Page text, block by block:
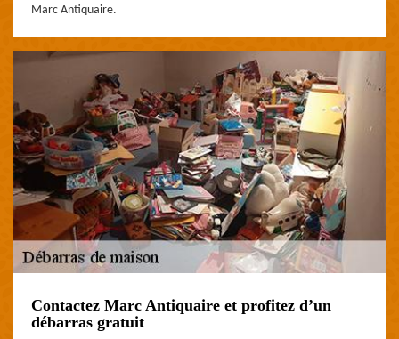
Marc Antiquaire.
Contactez Marc Antiquaire et profitez d’un
débarras gratuit